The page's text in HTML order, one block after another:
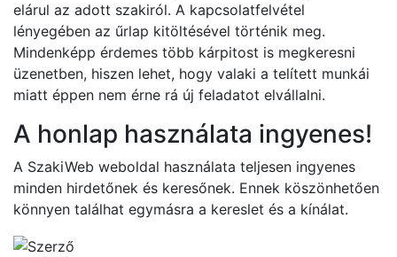
elárul az adott szakiról. A kapcsolatfelvétel
lényegében az űrlap kitöltésével történik meg.
Mindenképp érdemes több kárpitost is megkeresni
üzenetben, hiszen lehet, hogy valaki a telített munkái
miatt éppen nem érne rá új feladatot elvállalni.
A honlap használata ingyenes!
A SzakiWeb weboldal használata teljesen ingyenes
minden hirdetőnek és keresőnek. Ennek köszönhetően
könnyen találhat egymásra a kereslet és a kínálat.